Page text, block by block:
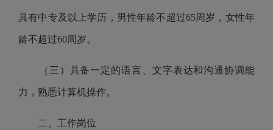
具有中专及以上学历，男性年龄不超过65周岁，女性年
龄不超过60周岁。
（三）具备一定的语言、文字表达和沟通协调能
力，熟悉计算机操作。
二、工作岗位